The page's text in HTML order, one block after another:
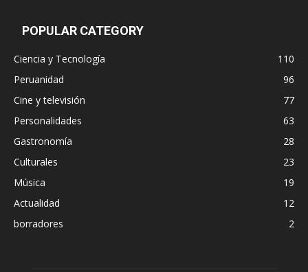
POPULAR CATEGORY
Ciencia y Tecnología
110
Peruanidad
96
Cine y televisión
77
Personalidades
63
Gastronomía
28
Culturales
23
Música
19
Actualidad
12
borradores
2